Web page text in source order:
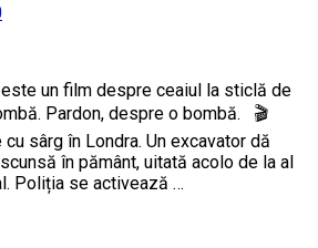
este un film despre ceaiul la sticlă de
Pardon, despre o bombă. 🎬
sârg în Londra. Un excavator dă
în pământ, uitată acolo de la al
Poliția se activează …